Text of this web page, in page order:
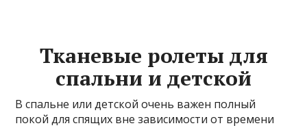
Тканевые ролеты для
спальни и детской
В спальне или детской очень важен полный
покой для спящих вне зависимости от времени